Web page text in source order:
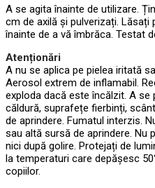
A se agita înainte de utilizare.
cm de axilă și pulverizați.
înainte de a vă îmbrăca. Testat
Atenționări
A nu se aplica pe pielea iritată
Aerosol extrem de inflamabil.
exploda dacă este încălzit. A se
căldură, suprafețe fierbinți,
de aprindere. Fumatul interzis.
sau altă sursă de aprindere. Nu
nici după golire. Protejați de
la temperaturi care depășesc
copiilor.